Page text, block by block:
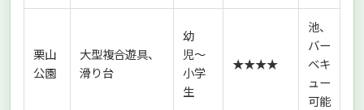
栗山
公園
大型複合遊具、
滑り台
幼
児〜
小学
生
★★★★
池、
バー
ベキ
ュー
可能